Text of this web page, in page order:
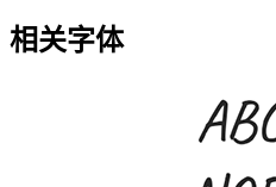
相关字体